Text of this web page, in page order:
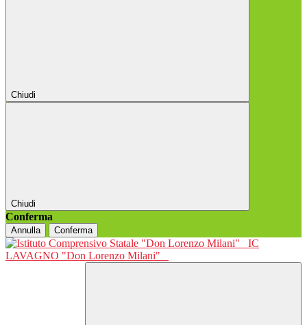
Chiudi
Chiudi
Conferma
Annulla Conferma
IC
LAVAGNO "Don Lorenzo Milani"